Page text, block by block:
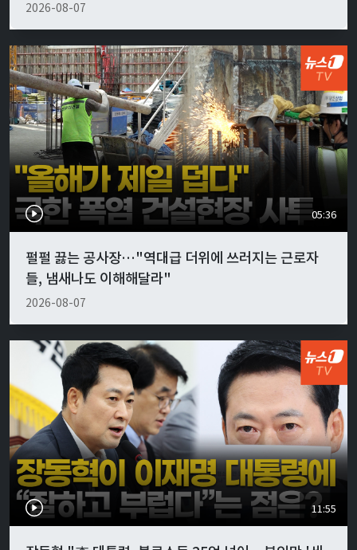
2026-08-07
05:36
펄펄 끓는 공사장…"역대급 더위에 쓰러지는 근로자
들, 냄새나도 이해해달라"
2026-08-07
11:55